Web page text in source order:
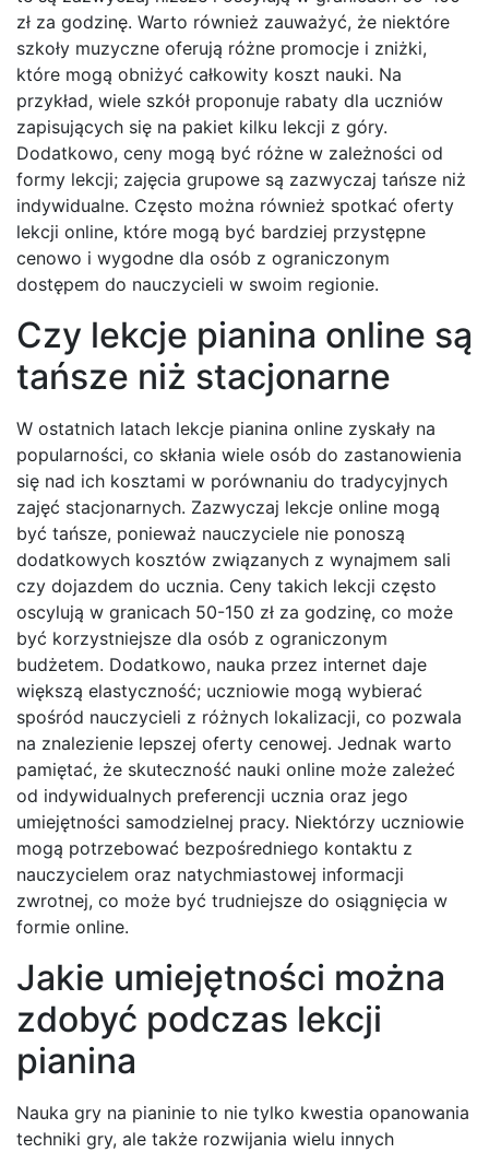
zł za godzinę. Warto również zauważyć, że niektóre
szkoły muzyczne oferują różne promocje i zniżki,
które mogą obniżyć całkowity koszt nauki. Na
przykład, wiele szkół proponuje rabaty dla uczniów
zapisujących się na pakiet kilku lekcji z góry.
Dodatkowo, ceny mogą być różne w zależności od
formy lekcji; zajęcia grupowe są zazwyczaj tańsze niż
indywidualne. Często można również spotkać oferty
lekcji online, które mogą być bardziej przystępne
cenowo i wygodne dla osób z ograniczonym
dostępem do nauczycieli w swoim regionie.
Czy lekcje pianina online są
tańsze niż stacjonarne
W ostatnich latach lekcje pianina online zyskały na
popularności, co skłania wiele osób do zastanowienia
się nad ich kosztami w porównaniu do tradycyjnych
zajęć stacjonarnych. Zazwyczaj lekcje online mogą
być tańsze, ponieważ nauczyciele nie ponoszą
dodatkowych kosztów związanych z wynajmem sali
czy dojazdem do ucznia. Ceny takich lekcji często
oscylują w granicach 50-150 zł za godzinę, co może
być korzystniejsze dla osób z ograniczonym
budżetem. Dodatkowo, nauka przez internet daje
większą elastyczność; uczniowie mogą wybierać
spośród nauczycieli z różnych lokalizacji, co pozwala
na znalezienie lepszej oferty cenowej. Jednak warto
pamiętać, że skuteczność nauki online może zależeć
od indywidualnych preferencji ucznia oraz jego
umiejętności samodzielnej pracy. Niektórzy uczniowie
mogą potrzebować bezpośredniego kontaktu z
nauczycielem oraz natychmiastowej informacji
zwrotnej, co może być trudniejsze do osiągnięcia w
formie online.
Jakie umiejętności można
zdobyć podczas lekcji
pianina
Nauka gry na pianinie to nie tylko kwestia opanowania
techniki gry, ale także rozwijania wielu innych